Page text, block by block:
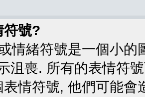
符號?
情緒符號是一個小
沮喪. 所有的表情符
表情符號, 他們可能